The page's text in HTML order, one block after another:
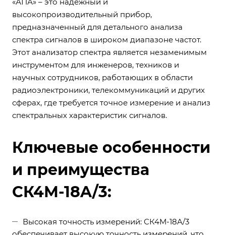
высокопроизводительный прибор,
предназначенный для детального анализа
спектра сигналов в широком диапазоне частот.
Этот анализатор спектра является незаменимым
инструментом для инженеров, техников и
научных сотрудников, работающих в области
радиоэлектроники, телекоммуникаций и других
сферах, где требуется точное измерение и анализ
спектральных характеристик сигналов.
Ключевые особенности
и преимущества
СК4М-18A/3:
Высокая точность измерений: СК4М-18A/3